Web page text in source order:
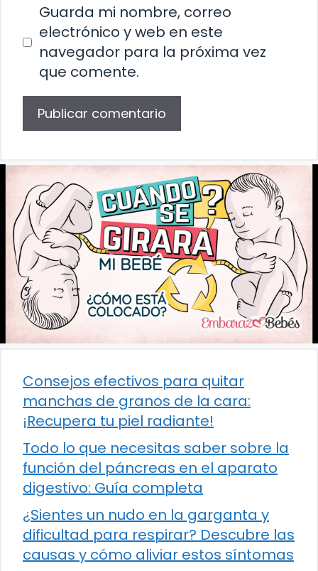
Guarda mi nombre, correo
electrónico y web en este
navegador para la próxima vez
que comente.
Consejos efectivos para quitar
manchas de granos de la cara:
¡Recupera tu piel radiante!
Todo lo que necesitas saber sobre la
función del páncreas en el aparato
digestivo: Guía completa
¿Sientes un nudo en la garganta y
dificultad para respirar? Descubre las
causas y cómo aliviar estos síntomas